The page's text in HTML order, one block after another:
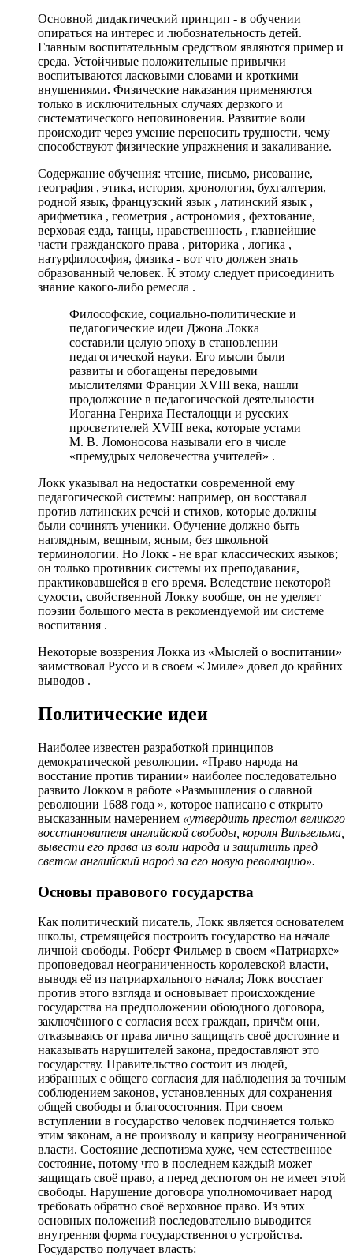
Основной дидактический принцип - в обучении
опираться на интерес и любознательность детей.
Главным воспитательным средством являются пример и
среда. Устойчивые положительные привычки
воспитываются ласковыми словами и кроткими
внушениями. Физические наказания применяются
только в исключительных случаях дерзкого и
систематического неповиновения. Развитие воли
происходит через умение переносить трудности, чему
способствуют физические упражнения и закаливание.
Содержание обучения: чтение, письмо, рисование,
география , этика, история, хронология, бухгалтерия,
родной язык, французский язык , латинский язык ,
арифметика , геометрия , астрономия , фехтование,
верховая езда, танцы, нравственность , главнейшие
части гражданского права , риторика , логика ,
натурфилософия, физика - вот что должен знать
образованный человек. К этому следует присоединить
знание какого-либо ремесла .
Философские, социально-политические и
педагогические идеи Джона Локка
составили целую эпоху в становлении
педагогической науки. Его мысли были
развиты и обогащены передовыми
мыслителями Франции XVIII века, нашли
продолжение в педагогической деятельности
Иоганна Генриха Песталоцци и русских
просветителей XVIII века, которые устами
М. В. Ломоносова называли его в числе
«премудрых человечества учителей» .
Локк указывал на недостатки современной ему
педагогической системы: например, он восставал
против латинских речей и стихов, которые должны
были сочинять ученики. Обучение должно быть
наглядным, вещным, ясным, без школьной
терминологии. Но Локк - не враг классических языков;
он только противник системы их преподавания,
практиковавшейся в его время. Вследствие некоторой
сухости, свойственной Локку вообще, он не уделяет
поэзии большого места в рекомендуемой им системе
воспитания .
Некоторые воззрения Локка из «Мыслей о воспитании»
заимствовал Руссо и в своем «Эмиле» довел до крайних
выводов .
Политические идеи
Наиболее известен разработкой принципов
демократической революции. «Право народа на
восстание против тирании» наиболее последовательно
развито Локком в работе «Размышления о славной
революции 1688 года », которое написано с открыто
высказанным намерением «утвердить престол великого
восстановителя английской свободы, короля Вильгельма,
вывести его права из воли народа и защитить пред
светом английский народ за его новую революцию».
Основы правового государства
Как политический писатель, Локк является основателем
школы, стремящейся построить государство на начале
личной свободы. Роберт Фильмер в своем «Патриархе»
проповедовал неограниченность королевской власти,
выводя её из патриархального начала; Локк восстает
против этого взгляда и основывает происхождение
государства на предположении обоюдного договора,
заключённого с согласия всех граждан, причём они,
отказываясь от права лично защищать своё достояние и
наказывать нарушителей закона, предоставляют это
государству. Правительство состоит из людей,
избранных с общего согласия для наблюдения за точным
соблюдением законов, установленных для сохранения
общей свободы и благосостояния. При своем
вступлении в государство человек подчиняется только
этим законам, а не произволу и капризу неограниченной
власти. Состояние деспотизма хуже, чем естественное
состояние, потому что в последнем каждый может
защищать своё право, а перед деспотом он не имеет этой
свободы. Нарушение договора уполномочивает народ
требовать обратно своё верховное право. Из этих
основных положений последовательно выводится
внутренняя форма государственного устройства.
Государство получает власть: